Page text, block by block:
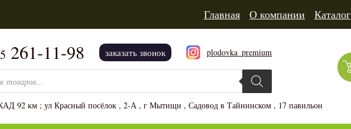
Главная О компании Каталог
261-11-98 заказать звонок plodovka_premium
92 км ; ул Красный посёлок , 2-А , г Мытищи , Садовод в Тайнинском , 17 павильон